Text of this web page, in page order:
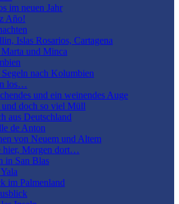
im neuen Jahr
Año!
Islas Rosarios, Cartagena
und Minca
nach Kolumbien
los…
und ein weinendes Auge
doch so viel Müll
aus Deutschland
de Anton
von Neuem und Altem
hier, Morgen dort…
in San Blas
im Palmenland